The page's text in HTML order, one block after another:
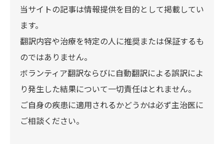
当サイトの記事は情報提供を目的として掲載してい
ます。
翻訳内容や治療を特定の人に推奨または保証するも
のではありません。
ボランティア翻訳ならびに自動翻訳による誤訳によ
り発生した結果について一切責任はとれません。
ご自身の疾患に適用されるかどうかは必ず主治医に
ご相談ください。